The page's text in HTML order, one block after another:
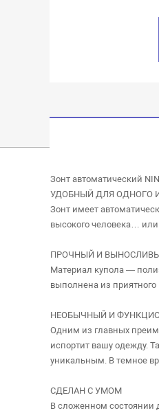
Зонт автоматический
УДОБНЫЙ ДЛЯ ОДНОГО
Зонт имеет
высокого человека…
ПРОЧНЫЙ И
Материал купола —
выполнена из приятного
НЕОБЫЧНЫЙ И
Одним из главных
испортит вашу одежду.
уникальным. В темное
СДЕЛАН С УМОМ
В сложенном состоянии